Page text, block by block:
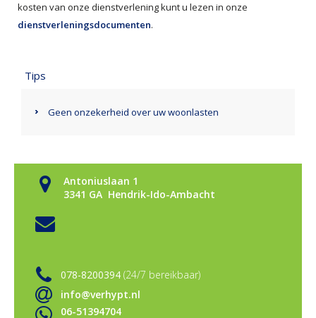
kosten van onze dienstverlening kunt u lezen in onze
dienstverleningsdocumenten.
Tips
Geen onzekerheid over uw woonlasten
Antoniuslaan 1
3341 GA Hendrik-Ido-Ambacht
078-8200394 (24/7 bereikbaar)
info@verhypt.nl
06-51394704